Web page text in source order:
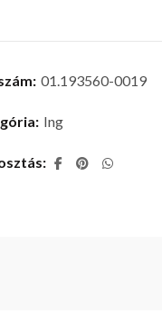
01.193560-0019
Ing